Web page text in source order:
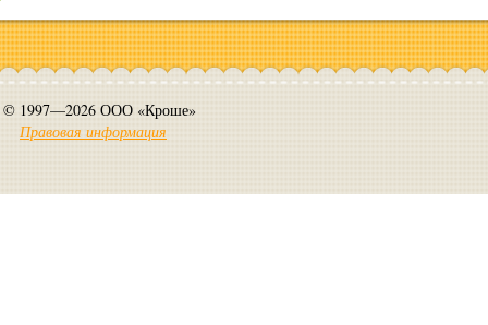
© 1997—2026 ООО «Кроше»
Правовая информация